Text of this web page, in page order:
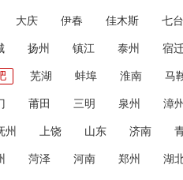
大庆 伊春 佳木斯 七
扬州 镇江 泰州 宿
芜湖 蚌埠 淮南 马
莆田 三明 泉州 漳州
州 上饶 山东 济南
菏泽 河南 郑州 湖